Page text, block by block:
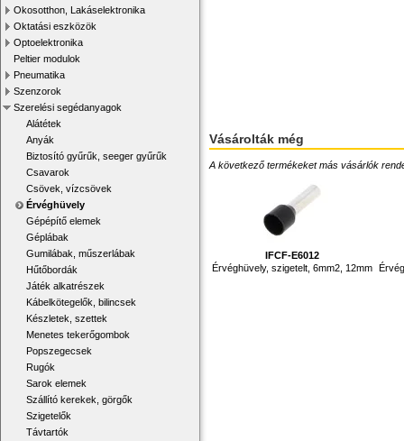
Okosotthon, Lakáselektronika
Oktatási eszközök
Optoelektronika
Peltier modulok
Pneumatika
Szenzorok
Szerelési segédanyagok
Alátétek
Anyák
Biztosító gyűrűk, seeger gyűrűk
Csavarok
Csövek, vízcsövek
Érvéghüvely
Gépépítő elemek
Géplábak
Gumilábak, műszerlábak
Hűtőbordák
Játék alkatrészek
Kábelkötegelők, bilincsek
Készletek, szettek
Menetes tekerőgombok
Popszegecsek
Rugók
Sarok elemek
Szállító kerekek, görgők
Szigetelők
Távtartók
Vásárolták még
A következő termékeket más vásárlók
IFCF-E6012
Érvéghüvely, szigetelt, 6mm2, 12mm